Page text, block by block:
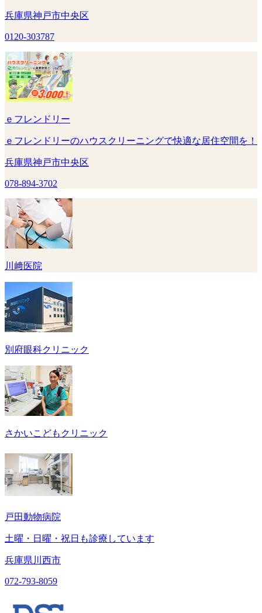
兵庫県神戸市中央区
0120-303787
ｅフレンドリー
ｅフレンドリーのハウスクリーニングで快適な居住空間を！
兵庫県神戸市中央区
078-894-3702
川﨑医院
別府眼科クリニック
さかいこどもクリニック
戸田動物病院
土曜・日曜・祝日も診療しています
兵庫県川西市
072-793-8059